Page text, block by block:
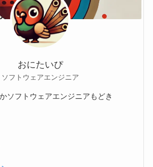
おにたいぴ
ソフトウェアエンジニア
ソフトウェアエンジニアもどき